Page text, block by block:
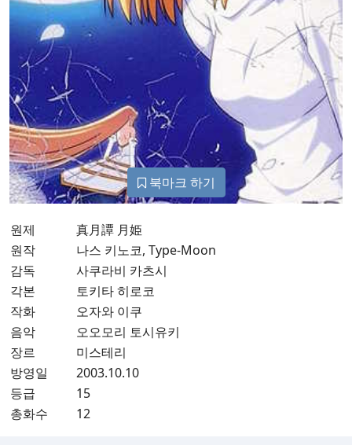
북마크 하기
원제
真月譚 月姫
원작
나스 키노코, Type-Moon
감독
사쿠라비 카츠시
각본
토키타 히로코
작화
오자와 이쿠
음악
오오모리 토시유키
장르
미스테리
방영일
2003.10.10
등급
15
총화수
12